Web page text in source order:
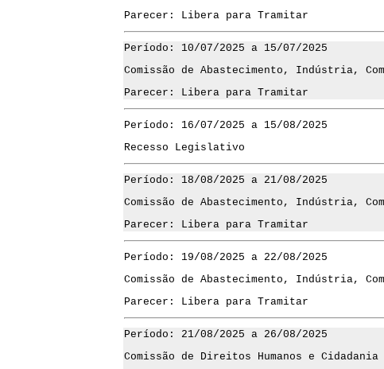
Parecer: Libera para Tramitar
Período: 10/07/2025 a 15/07/2025
Comissão de Abastecimento, Indústria,
Parecer: Libera para Tramitar
Período: 16/07/2025 a 15/08/2025
Recesso Legislativo
Período: 18/08/2025 a 21/08/2025
Comissão de Abastecimento, Indústria,
Parecer: Libera para Tramitar
Período: 19/08/2025 a 22/08/2025
Comissão de Abastecimento, Indústria,
Parecer: Libera para Tramitar
Período: 21/08/2025 a 26/08/2025
Comissão de Direitos Humanos e